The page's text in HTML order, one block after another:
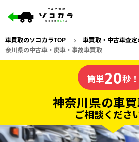
車買取のソコカラTOP > 車買取・中古車査
奈川県の中古車・廃車・事故車買取
の車買取なら
ソコカラの
簡単20秒！
神奈川県の車
ご相談くださ